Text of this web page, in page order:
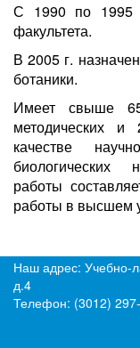
С 1990 по 1995
факультета.
В 2005 г.
ботаники.
Имеет свыше
методических
качестве
биологических
работы
работы в высшем
Наш адрес: Учебно-
д.4
Телефон: (3012)